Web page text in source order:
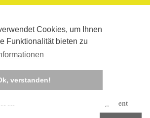
Cookies, um Ihnen
Funktionalität bieten zu
verstanden!
Corona-Management